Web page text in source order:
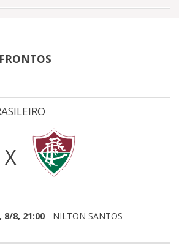
X
8/8, 21:00 - NILTON SANTOS